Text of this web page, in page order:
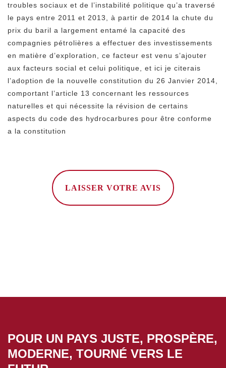
troubles sociaux et de l’instabilité politique qu’a traversé
le pays entre 2011 et 2013, à partir de 2014 la chute du
prix du baril a largement entamé la capacité des
compagnies pétrolières a effectuer des investissements
en matière d’exploration, ce facteur est venu s’ajouter
aux facteurs social et celui politique, et ici je citerais
l’adoption de la nouvelle constitution du 26 Janvier 2014,
comportant l’article 13 concernant les ressources
naturelles et qui nécessite la révision de certains
aspects du code des hydrocarbures pour être conforme
a la constitution
LAISSER VOTRE AVIS
POUR UN PAYS JUSTE, PROSPÈRE,
MODERNE, TOURNÉ VERS LE